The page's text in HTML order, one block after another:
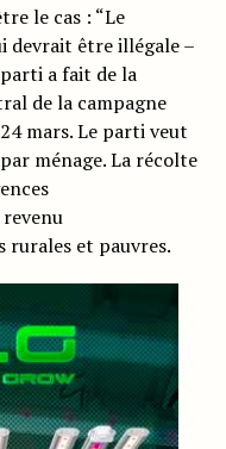
le cas : “Le
devrait être illégale –
parti a fait de la
de la campagne
mars. Le parti veut
ménage. La récolte
rurales et pauvres.